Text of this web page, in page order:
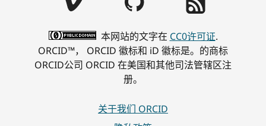
本网站的文字在 CC0许可证.
ORCID™， ORCID 徽标和 iD 徽标是。的商标
ORCID公司 ORCID 在美国和其他司法管辖区注
册。
关于我们 ORCID